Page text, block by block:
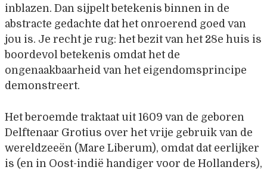
inblazen. Dan sijpelt betekenis binnen in de
abstracte gedachte dat het onroerend goed van
jou is. Je recht je rug: het bezit van het 28e huis is
boordevol betekenis omdat het de
ongenaakbaarheid van het eigendomsprincipe
demonstreert.
Het beroemde traktaat uit 1609 van de geboren
Delftenaar Grotius over het vrije gebruik van de
wereldzeeën (Mare Liberum), omdat dat eerlijker
is (en in Oost-indië handiger voor de Hollanders),